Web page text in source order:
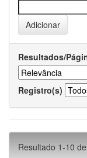
Resultados/
Registro(s)
Resultado 1-10